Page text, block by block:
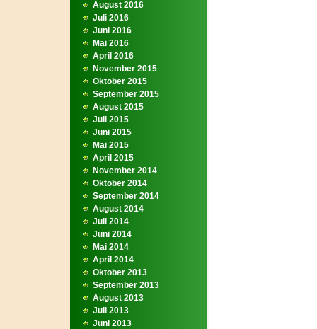
August 2016
Juli 2016
Juni 2016
Mai 2016
April 2016
November 2015
Oktober 2015
September 2015
August 2015
Juli 2015
Juni 2015
Mai 2015
April 2015
November 2014
Oktober 2014
September 2014
August 2014
Juli 2014
Juni 2014
Mai 2014
April 2014
Oktober 2013
September 2013
August 2013
Juli 2013
Juni 2013